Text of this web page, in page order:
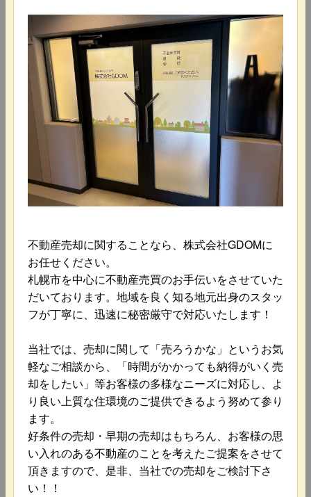
不動産売却に関することなら、株式会社GDOMに
お任せください。
札幌市を中心に不動産売買のお手伝いをさせていた
だいております。地域を良く知る地元出身のスタッ
フが丁寧に、迅速に秘密厳守で対応いたします！
当社では、売却に関して「売ろうかな」というお気
軽なご相談から、「時間がかかっても納得がいく売
却をしたい」等お客様の多様なニーズに対応し、よ
り良い上質な住環境のご提供できるよう努めて参り
ます。
好条件の売却・早期の売却はもちろん、お客様の思
い入れのある不動産のことを考えたご提案をさせて
頂きますので、是非、当社での売却をご検討下さ
い！！